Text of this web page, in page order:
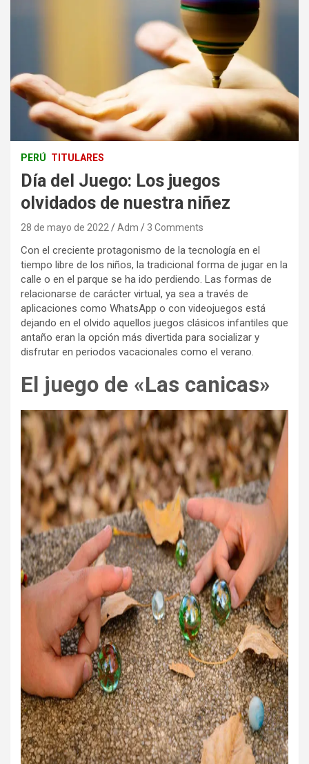
PERÚ TITULARES
Día del Juego: Los juegos
olvidados de nuestra niñez
28 de mayo de 2022 Adm 3 Comments
Con el creciente protagonismo de la tecnología en el
tiempo libre de los niños, la tradicional forma de jugar en la
calle o en el parque se ha ido perdiendo. Las formas de
relacionarse de carácter virtual, ya sea a través de
aplicaciones como WhatsApp o con videojuegos está
dejando en el olvido aquellos juegos clásicos infantiles que
antaño eran la opción más divertida para socializar y
disfrutar en periodos vacacionales como el verano.
El juego de «Las canicas»